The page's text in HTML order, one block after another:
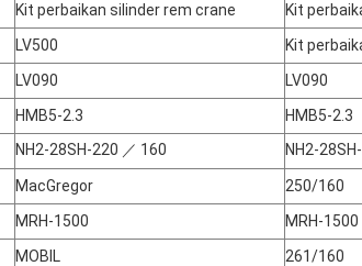
Kit perbaikan silinder rem crane
Kit
LV500
Kit
LV090
LV090
HMB5-2.3
HMB5-2.3
NH2-28SH-220 ／ 160 NH2-
MacGregor
250/160
MRH-1500
MRH-1500
MOBIL
261/160